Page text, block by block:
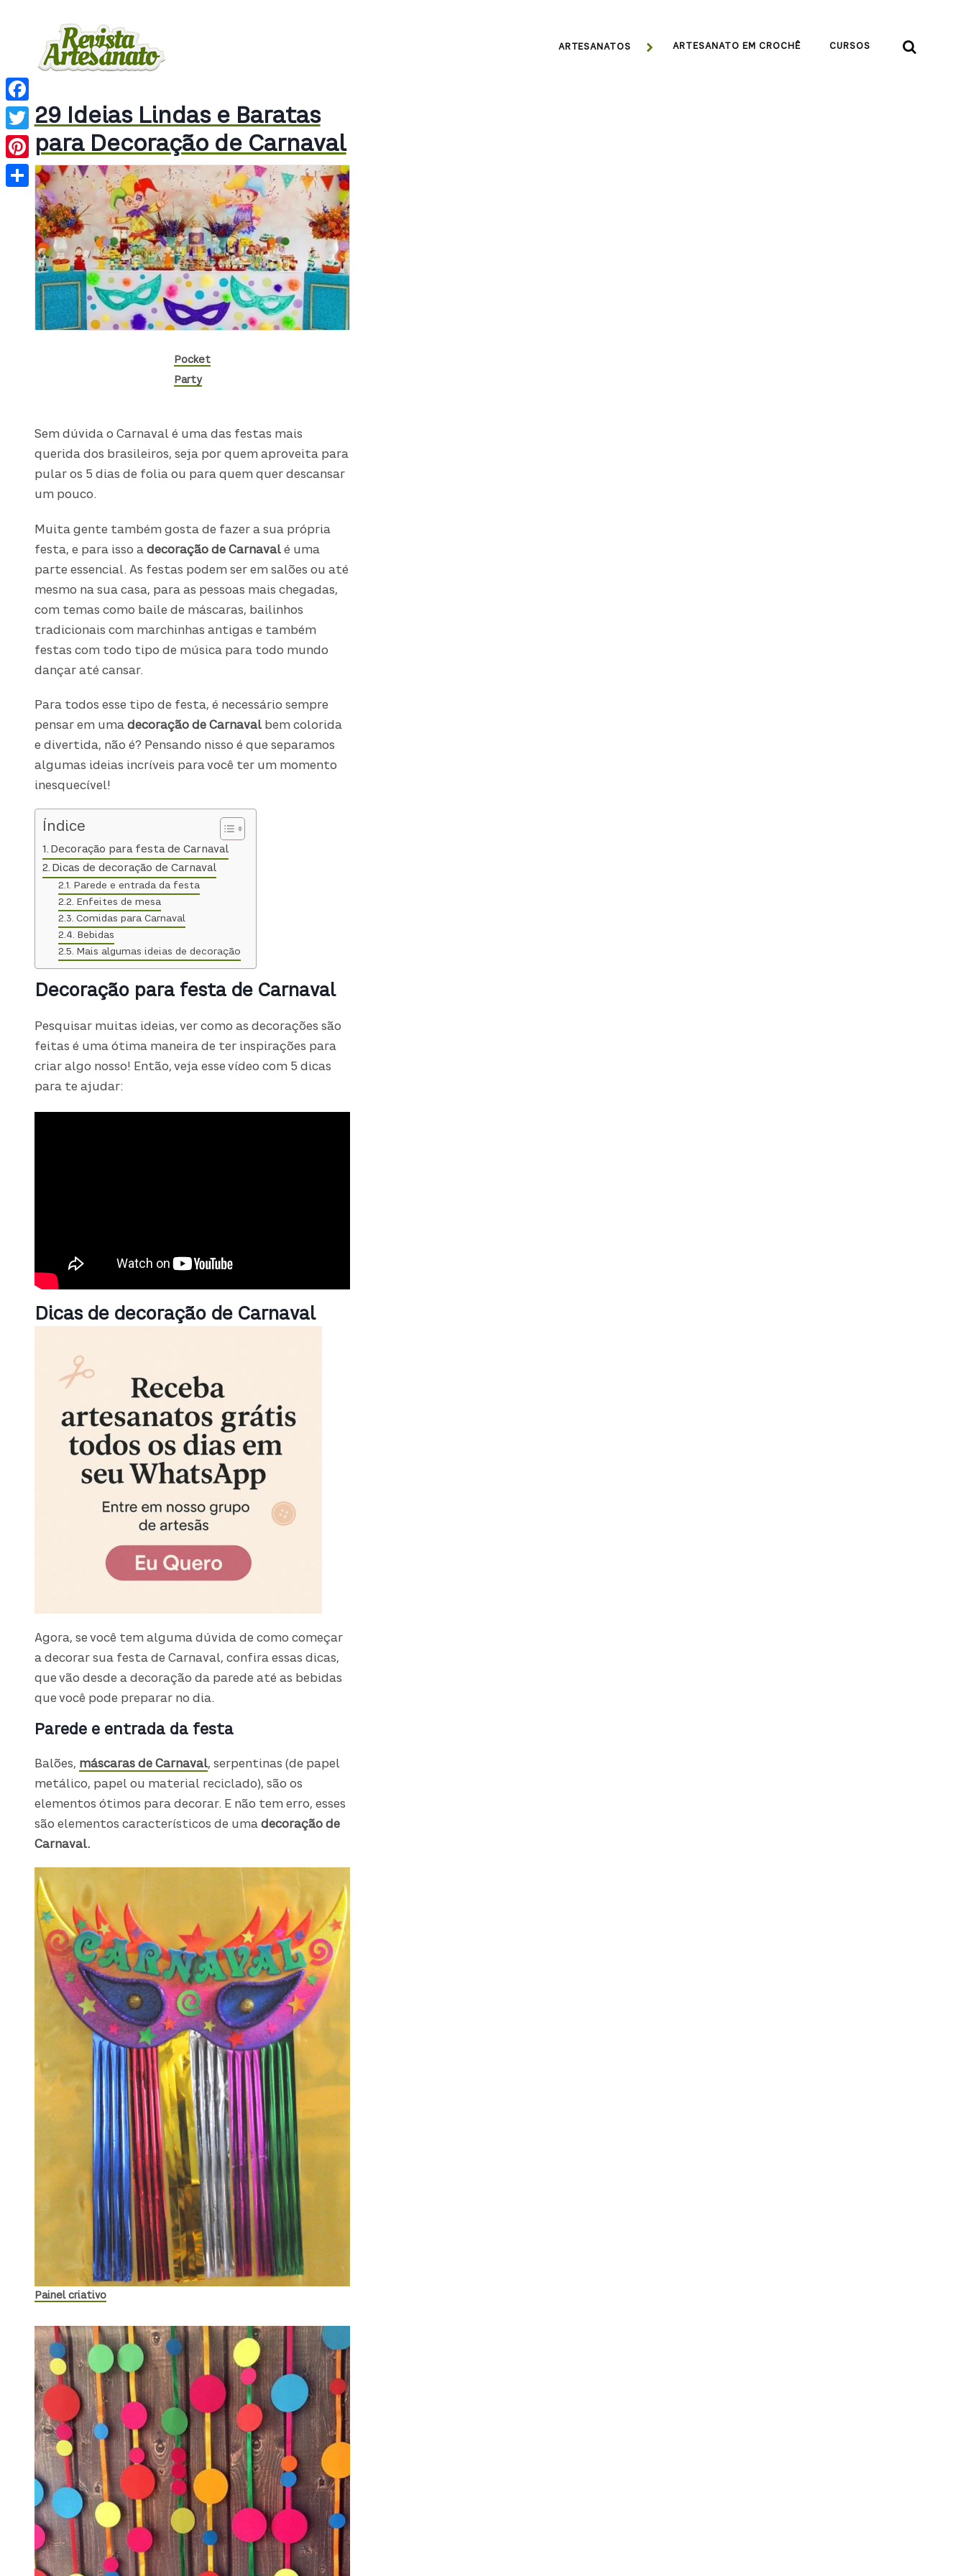
ARTESANATOS  ARTESANATO EM CROCHÊ CURSOS 
29 Ideias Lindas e Baratas
para Decoração de Carnaval
Pocket
Party
Sem dúvida o Carnaval é uma das festas mais
querida dos brasileiros, seja por quem aproveita para
pular os 5 dias de folia ou para quem quer descansar
um pouco.
Muita gente também gosta de fazer a sua própria
festa, e para isso a decoração de Carnavalé uma
parte essencial. As festas podem ser em salões ou até
mesmo na sua casa, para as pessoas mais chegadas,
com temas como baile de máscaras, bailinhos
tradicionais com marchinhas antigas e também
festas com todo tipo de música para todo mundo
dançar até cansar.
Para todos esse tipo de festa, é necessário sempre
pensar em uma decoração de Carnavalbem colorida
e divertida, não é? Pensando nisso é que separamos
algumas ideias incríveis para você ter um momento
inesquecível!
Índice
Decoração para festa de Carnaval
Dicas de decoração de Carnaval
Parede e entrada da festa
Enfeites de mesa
Comidas para Carnaval
Bebidas
Mais algumas ideias de decoração
Decoração para festa de Carnaval
Pesquisar muitas ideias, ver como as decorações são
feitas é uma ótima maneira de ter inspirações para
criar algo nosso! Então, veja esse vídeo com 5 dicas
para te ajudar:
Dicas de decoração de Carnaval
Agora, se você tem alguma dúvida de como começar
a decorar sua festa de Carnaval, confira essas dicas,
que vão desde a decoração da parede até as bebidas
que você pode preparar no dia.
Parede e entrada da festa
Balões, máscaras de Carnaval, serpentinas (de papel
metálico, papel ou material reciclado), são os
elementos ótimos para decorar. E não tem erro, esses
são elementos característicos de uma decoração de
Carnaval.
Painel criativo
Facebook
Twitter
Pinterest